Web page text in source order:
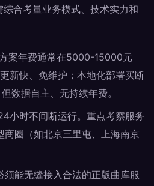
合考量业务模式、技术实力和
方案年费通常在5000-15000元
新快、免维护；本地化部署买断
数据自主、无持续年费。
小时不间断运行。重点考察服务
商圈（如北京三里屯、上海南京
须能无缝接入合法的正版曲库服